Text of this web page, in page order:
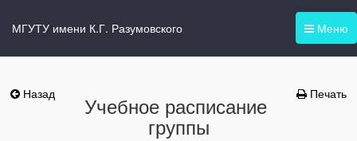
Меню
МГУТУ имени К.Г. Разумовского
Назад Печать
Учебное расписание
группы